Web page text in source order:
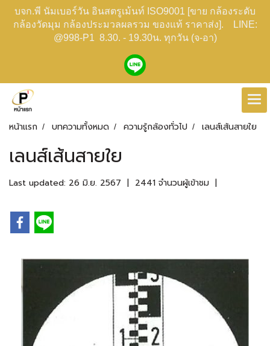
บจก.พี นัมเบอร์วัน อินสตรูเม้นท์ ISO9001 [ขาย กล้องระดับ
กล้องวัดมุม กล้องประมวลผลรวม ของแท้ ราคาส่ง]. LINE:
@998-P1 8.30. - 19.30น. ทุกวัน (จ-อา)
หน้าแรก บทความทั้งหมด ความรู้กล้องทั่วไป เลนส์เส้นสายใย
เลนส์เส้นสายใย
Last updated: 26 มิ.ย. 2567 | 2441 จำนวนผู้เข้าชม |